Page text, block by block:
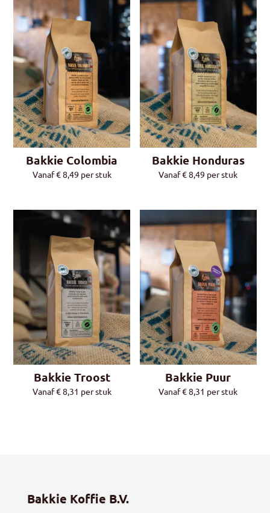
Bakkie Colombia
Vanaf€8,49 per stuk
Bakkie Honduras
Vanaf€8,49 per stuk
Bakkie Troost
Vanaf€8,31 per stuk
Bakkie Puur
Vanaf€8,31 per stuk
Bakkie Koffie B.V.